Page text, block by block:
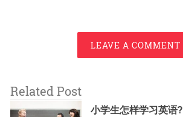
LEAVE A COMMENT
Related Post
小学生怎样学习英语?